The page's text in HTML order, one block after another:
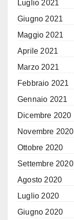
Luglio 2021
Giugno 2021
Maggio 2021
Aprile 2021
Marzo 2021
Febbraio 2021
Gennaio 2021
Dicembre 2020
Novembre 2020
Ottobre 2020
Settembre 2020
Agosto 2020
Luglio 2020
Giugno 2020